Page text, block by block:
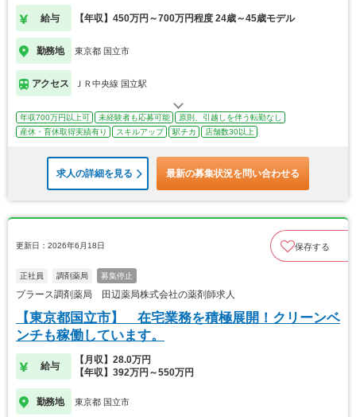
給与 【年収】450万円～700万円程度 24歳～45歳モデル
勤務地 東京都 国立市
アクセス ＪＲ中央線 国立駅
年収700万円以上可 未経験者も応募可能
原則、引越しを伴う転勤なし
産休・育休取得実績有り
スキルアップ 駅チカ 店舗数30以上
求人の詳細を見る 最新の募集状況を問い合わせる
更新日：2026年6月18日 保存する
正社員 調剤薬局 募集停止
プラース調剤薬局 田辺薬局株式会社の薬剤師求人
【東京都国立市】 在宅業務を積極展開！クリーンベ
ンチも稼働しています。
給与
【月収】28.0万円
【年収】392万円～550万円
勤務地 東京都 国立市